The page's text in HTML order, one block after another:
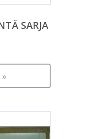
SARJA
»